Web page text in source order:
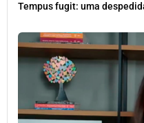
Tempus fugit: uma